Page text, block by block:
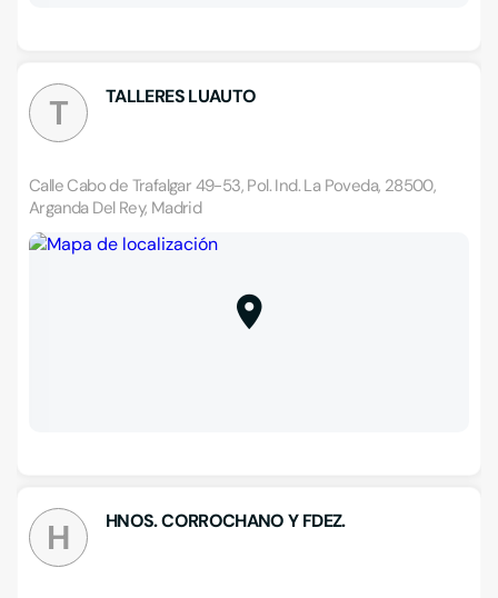
T TALLERES LUAUTO
Calle Cabo de Trafalgar 49-53, Pol. Ind. La Poveda, 28500,
Arganda Del Rey, Madrid
H HNOS. CORROCHANO Y FDEZ.